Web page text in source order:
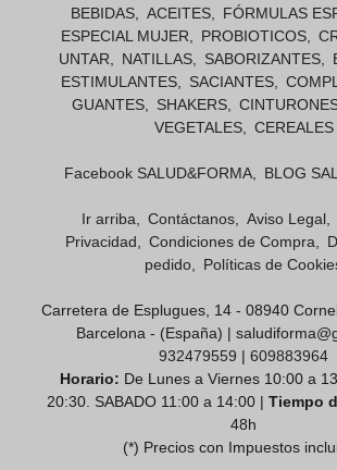
BEBIDAS
ACEITES
FÓRMULAS
ESPECIAL MUJER
PROBIOTICOS
UNTAR
NATILLAS SABORIZANTES
ESTIMULANTES
SACIANTES
GUANTES
SHAKERS
VEGETALES
CEREALES
Facebook SALUD&FORMA BLOG
Ir arriba Contáctanos Aviso Legal
Privacidad
Condiciones de Compra
pedido
Políticas de
Carretera de Esplugues, 14 - 08940
Barcelona - (España) |
932479559 | 609883964
Horario: De Lunes a Viernes 10:00 a
20:30. SABADO 11:00 a 14:00 | Tiempo
48h
(*) Precios con Impuestos